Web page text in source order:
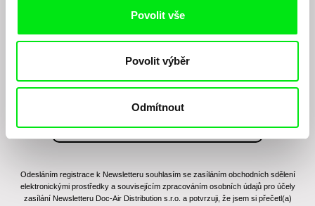
Povolit vše
Povolit výběr
Odmítnout
Chcete být pravidelně informováni o našem
filmovém programu?
Odesláním registrace k Newsletteru souhlasím se zasíláním obchodních sdělení
elektronickými prostředky a souvisejícím zpracováním osobních údajů pro účely
zasílání Newsletteru Doc-Air Distribution s.r.o. a potvrzuji, že jsem si přečetl(a)